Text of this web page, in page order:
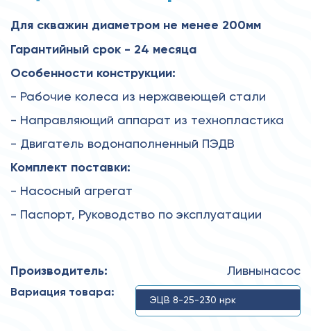
Для скважин диаметром не менее 200мм
Гарантийный срок - 24 месяца
Особенности конструкции:
- Рабочие колеса из нержавеющей стали
- Направляющий аппарат из технопластика
- Двигатель водонаполненный ПЭДВ
Комплект поставки:
- Насосный агрегат
- Паспорт, Руководство по эксплуатации
Производитель: Ливнынасос
Вариация товара:
ЭЦВ 8-25-230 нрк